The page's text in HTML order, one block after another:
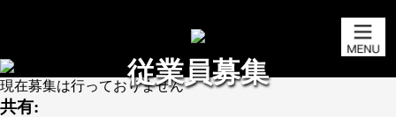
従業員募集
現在募集は行っておりません
共有: